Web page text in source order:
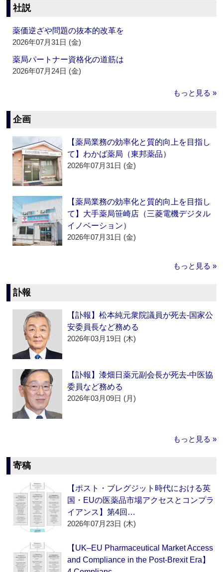
社説
薬価逆ざや問題の抜本的改革を
2026年07月31日 (金)
薬局パートナー資格化の道筋は
2026年07月24日 (金)
もっと見る »
企画
【薬局業務の効率化と質的向上を目指し
て】わかば薬局（東邦薬品）
2026年07月31日 (金)
【薬局業務の効率化と質的向上を目指し
て】大手薬局笹崎店（三菱電機デジタル
イノベーション）
2026年07月31日 (金)
もっと見る »
訃報
【訃報】松本純元衆院議員が死去‐国家公
安委員長など務める
2026年03月19日 (木)
【訃報】漆畑日薬元副会長が死去‐中医協
委員など務める
2026年03月09日 (月)
もっと見る »
寄稿
【ポスト・ブレグジット時代における英
国・EUの医薬品市場アクセスとコンプラ
イアンス】第4回…
2026年07月23日 (木)
【UK–EU Pharmaceutical Market Access
and Compliance in the Post-Brexit Era】